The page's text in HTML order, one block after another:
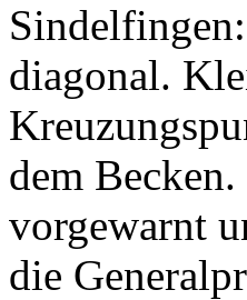
diagonal.
dem
vorgewarnt
die